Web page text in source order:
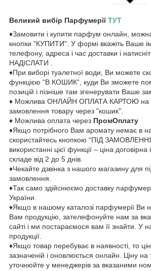
Великий вибір ПарфумеріїТУТ
♦Замовити і купити парфум онлайн,
кнопки "КУПИТИ". У формі вкажіть Ваше
телефону, адреса і час доставки і
НАДІСЛАТИ .
♦При виборі туалетної води, Ви можете
функцією “В КОШИК“, куди Ви зможете
позицій і пізніше там згенерувати Ваше
♦ Можлива ОНЛАЙН ОПЛАТА КАРТОЮ на
замовлення товару через "кошик".
♦ Можлива оплата через ПромОплату
♦Якщо потрібного Вам аромату немає в
скористайтесь кнопкою “ПІД
використанні цієї функції – ціна договірна
складе від 2 до 5 днів.
♦Чекайте дзвінка з нашого магазину для
замовлення.
♦Так само здійснюємо доставку
України.
♦Якщо в нашому каталозі парфумерії Ви
Вам продукцію, зателефонуйте нам за
сайті і ми постараємося вам її знайти. У
продукції.
♦Якщо товар перебуває в наявності, то
зазначеній і оновлюється онлайн. Ціну на
уточнюйте у менеджерів за вказаними